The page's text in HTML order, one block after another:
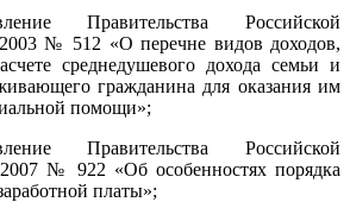
Правительства Российской
№ 512 «О перечне видов доходов,
среднедушевого дохода семьи и
гражданина для оказания им
помощи»;
Правительства Российской
№ 922 «Об особенностях порядка
платы»;